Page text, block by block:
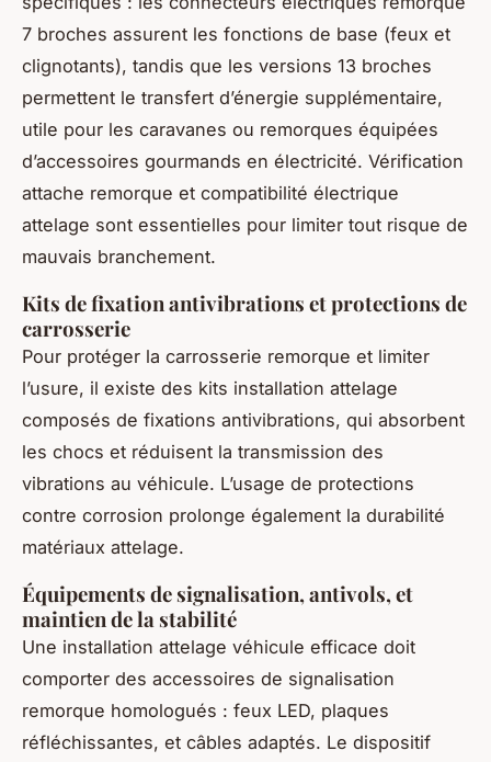
7 broches assurent les fonctions de base (feux et
clignotants), tandis que les versions 13 broches
permettent le transfert d’énergie supplémentaire,
utile pour les caravanes ou remorques équipées
d’accessoires gourmands en électricité. Vérification
attache remorque et compatibilité électrique
attelage sont essentielles pour limiter tout risque de
mauvais branchement.
Kits de fixation antivibrations et protections de
carrosserie
Pour protéger la carrosserie remorque et limiter
l’usure, il existe des kits installation attelage
composés de fixations antivibrations, qui absorbent
les chocs et réduisent la transmission des
vibrations au véhicule. L’usage de protections
contre corrosion prolonge également la durabilité
matériaux attelage.
Équipements de signalisation, antivols, et
maintien de la stabilité
Une installation attelage véhicule efficace doit
comporter des accessoires de signalisation
remorque homologués : feux LED, plaques
réfléchissantes, et câbles adaptés. Le dispositif